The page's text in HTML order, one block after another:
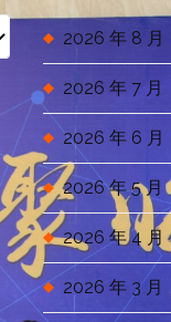
2026 年 8 月
2026 年 7 月
2026 年 6 月
2026 年 5 月
2026 年 4 月
2026 年 3 月